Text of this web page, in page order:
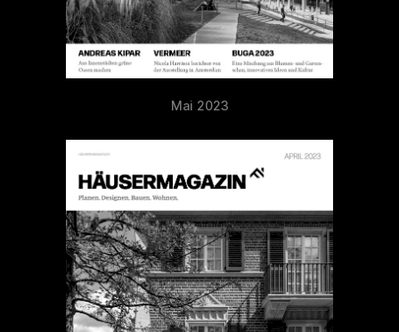
Mai 2023